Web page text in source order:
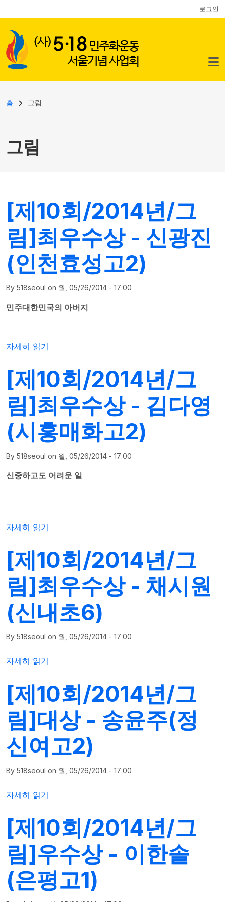
로그인
이동 경로
홈 그림
그림
[제10회/2014년/그
림]최우수상 - 신광진
(인천효성고2)
By 518seoul on 월, 05/26/2014 - 17:00
민주대한민국의 아버지
[제10회/2014년/그림]최우수상 - 신광진(인천효성고2)에 대
자세히 읽기
[제10회/2014년/그
림]최우수상 - 김다영
(시흥매화고2)
By 518seoul on 월, 05/26/2014 - 17:00
신중하고도 어려운 일
[제10회/2014년/그림]최우수상 - 김다영(시흥매화고2)에 대
자세히 읽기
[제10회/2014년/그
림]최우수상 - 채시원
(신내초6)
By 518seoul on 월, 05/26/2014 - 17:00
[제10회/2014년/그림]최우수상 - 채시원(신내초6)에 대해
자세히 읽기
[제10회/2014년/그
림]대상 - 송윤주(정
신여고2)
By 518seoul on 월, 05/26/2014 - 17:00
[제10회/2014년/그림]대상 - 송윤주(정신여고2)에 대해
자세히 읽기
[제10회/2014년/그
림]우수상 - 이한솔
(은평고1)